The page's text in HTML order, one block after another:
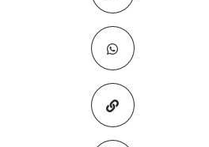
Copiar para